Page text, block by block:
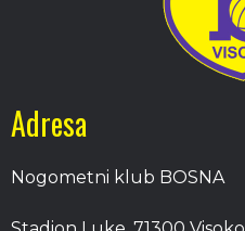
Adresa
Nogometni klub BOSNA